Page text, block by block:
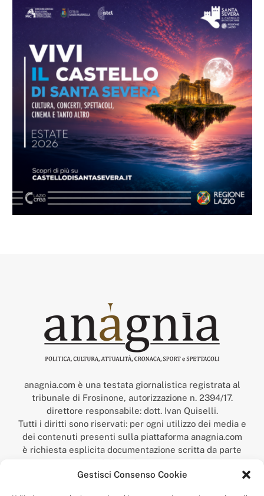
Gestisci Consenso Cookie
anagnia.com è una testata giornalistica registrata al
tribunale di Frosinone, autorizzazione n. 2394/17.
direttore responsabile: dott. Ivan Quiselli.
Tutti i diritti sono riservati: per ogni utilizzo dei media e
dei contenuti presenti sulla piattaforma anagnia.com
è richiesta esplicita documentazione scritta da parte
della redazione.
“Anagnia” è un marchio registrato presso l’Ufficio Italiano